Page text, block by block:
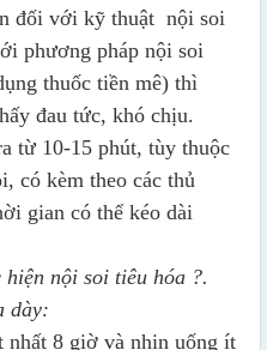
đối với kỹ thuật nội soi
phương pháp nội soi
thuốc tiền mê) thì
đau tức, khó chịu.
từ 10-15 phút, tùy thuộc
có kèm theo các thủ
gian có thể kéo dài
nội soi tiêu hóa ?.
dày:
nhất 8 giờ và nhịn uống ít